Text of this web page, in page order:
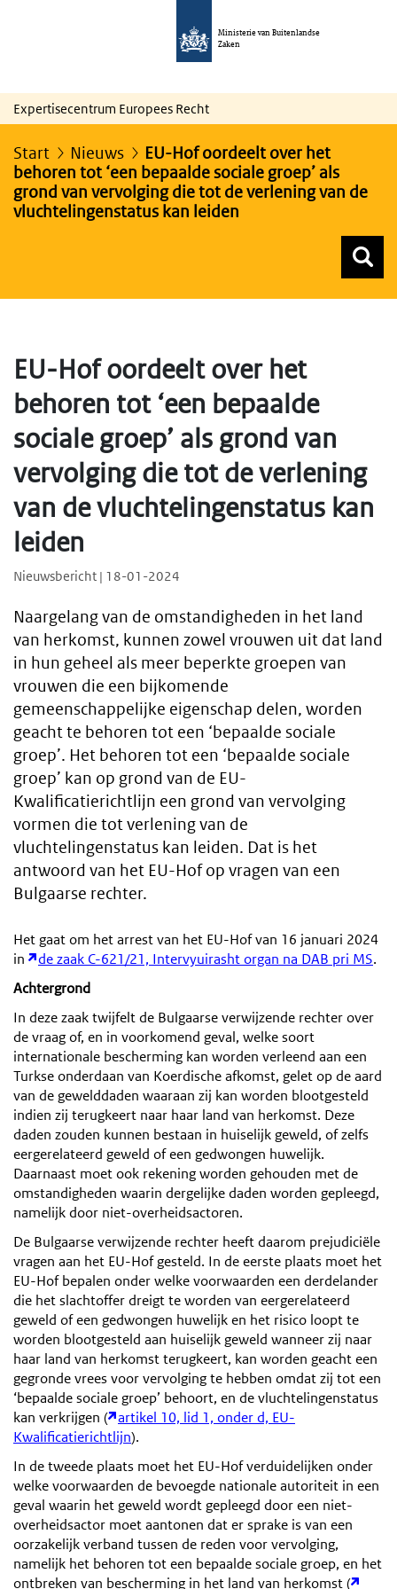
Ministerie van Buitenlandse
Zaken
Expertisecentrum Europees Recht
Start Nieuws
EU-Hof oordeelt over het
behoren tot ‘een bepaalde sociale groep’ als
grond van vervolging die tot de verlening van de
vluchtelingenstatus kan leiden
EU-Hof oordeelt over het
behoren tot ‘een bepaalde
sociale groep’ als grond van
vervolging die tot de verlening
van de vluchtelingenstatus kan
leiden
Nieuwsbericht | 18-01-2024
Naargelang van de omstandigheden in het land
van herkomst, kunnen zowel vrouwen uit dat land
in hun geheel als meer beperkte groepen van
vrouwen die een bijkomende
gemeenschappelijke eigenschap delen, worden
geacht te behoren tot een ‘bepaalde sociale
groep’. Het behoren tot een ‘bepaalde sociale
groep’ kan op grond van de EU-
Kwalificatierichtlijn een grond van vervolging
vormen die tot verlening van de
vluchtelingenstatus kan leiden. Dat is het
antwoord van het EU-Hof op vragen van een
Bulgaarse rechter.
Het gaat om het arrest van het EU-Hof van 16 januari 2024
in
de zaak C-621/21, Intervyuirasht organ na DAB pri MS.
Achtergrond
In deze zaak twijfelt de Bulgaarse verwijzende rechter over
de vraag of, en in voorkomend geval, welke soort
internationale bescherming kan worden verleend aan een
Turkse onderdaan van Koerdische afkomst, gelet op de aard
van de gewelddaden waaraan zij kan worden blootgesteld
indien zij terugkeert naar haar land van herkomst. Deze
daden zouden kunnen bestaan in huiselijk geweld, of zelfs
eergerelateerd geweld of een gedwongen huwelijk.
Daarnaast moet ook rekening worden gehouden met de
omstandigheden waarin dergelijke daden worden gepleegd,
namelijk door niet-overheidsactoren.
De Bulgaarse verwijzende rechter heeft daarom prejudiciële
vragen aan het EU-Hof gesteld. In de eerste plaats moet het
EU-Hof bepalen onder welke voorwaarden een derdelander
die het slachtoffer dreigt te worden van eergerelateerd
geweld of een gedwongen huwelijk en het risico loopt te
worden blootgesteld aan huiselijk geweld wanneer zij naar
haar land van herkomst terugkeert, kan worden geacht een
gegronde vrees voor vervolging te hebben omdat zij tot een
‘bepaalde sociale groep’ behoort, en de vluchtelingenstatus
kan verkrijgen ( artikel 10, lid 1, onder d, EU-
Kwalificatierichtlijn).
In de tweede plaats moet het EU-Hof verduidelijken onder
welke voorwaarden de bevoegde nationale autoriteit in een
geval waarin het geweld wordt gepleegd door een niet-
overheidsactor moet aantonen dat er sprake is van een
oorzakelijk verband tussen de reden voor vervolging,
namelijk het behoren tot een bepaalde sociale groep, en het
ontbreken van bescherming in het land van herkomst (